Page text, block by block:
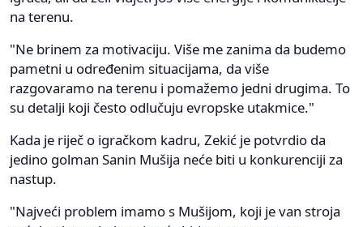
na terenu.
"Ne brinem za motivaciju. Više me zanima da budemo
pametni u određenim situacijama, da više
razgovaramo na terenu i pomažemo jedni drugima. To
su detalji koji često odlučuju evropske utakmice."
Kada je riječ o igračkom kadru, Zekić je potvrdio da
jedino golman Sanin Mušija neće biti u konkurenciji za
nastup.
"Najveći problem imamo s Mušijom, koji je van stroja